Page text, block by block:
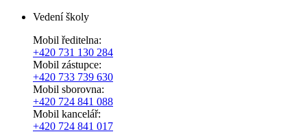
Vedení školy
Mobil ředitelna:
+420 731 130 284
Mobil zástupce:
+420 733 739 630
Mobil sborovna:
+420 724 841 088
Mobil kancelář:
+420 724 841 017